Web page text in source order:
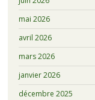
mai 2026
avril 2026
mars 2026
janvier 2026
décembre 2025